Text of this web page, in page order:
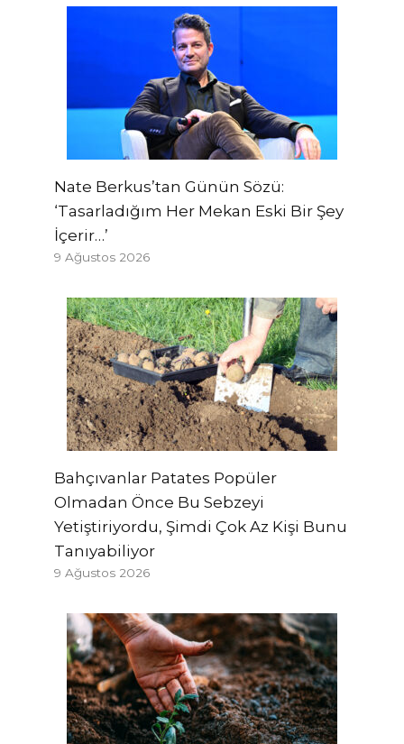
Nate Berkus’tan Günün Sözü:
‘Tasarladığım Her Mekan Eski Bir Şey
İçerir…’
9 Ağustos 2026
Bahçıvanlar Patates Popüler
Olmadan Önce Bu Sebzeyi
Yetiştiriyordu, Şimdi Çok Az Kişi Bunu
Tanıyabiliyor
9 Ağustos 2026